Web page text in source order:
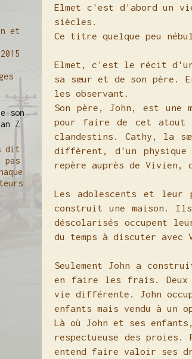
Elmet c'est d'abord un
siècles.
Ce titre quelque peu
Elmet, c'est le récit
sa sœur et de son père.
les observant.
Son père, John, est une
pour faire de cet atout
clandestins. Cathy, la
diffèrent, d'un
repère auprès de
Les adolescents et
construit une maison.
déscolarisés occupent
du temps à discuter
Seulement John a
en faire les frais. Deux
vie différente. John
enfants mais vendu à
Là où John et ses
respectueuse des
entend faire valoir ses
et
son
Z
dit